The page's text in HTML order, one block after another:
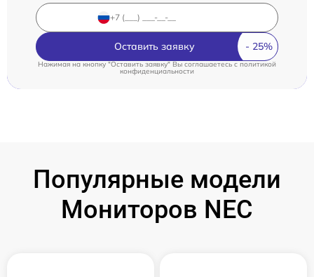
Оставить заявку
Нажимая на кнопку "Оставить заявку" Вы соглашаетесь cполитикой
конфиденциальности
Популярные модели
Мониторов NEC